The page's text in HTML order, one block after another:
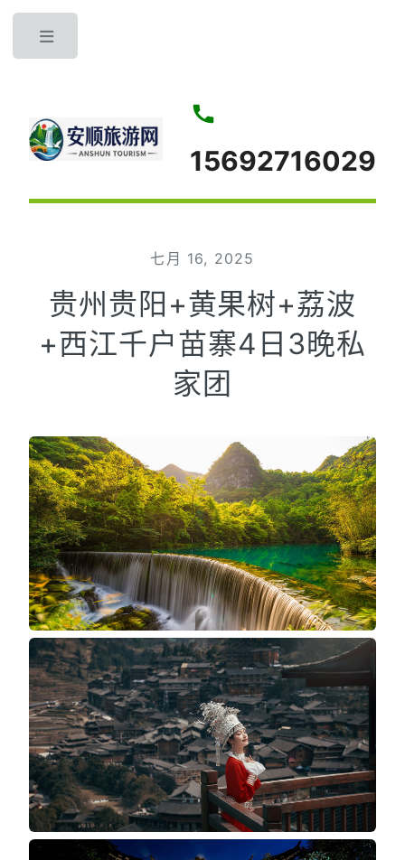
15692716029
七月 16, 2025
贵州贵阳+黄果树+荔波
+西江千户苗寨4日3晚私
家团